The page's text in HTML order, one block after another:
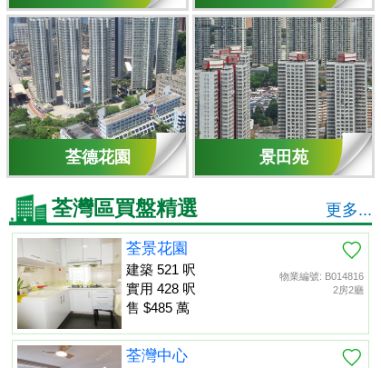
荃德花園 景田苑
荃灣區買盤精選 更多...
物業編號: B014816
2房2廳
荃景花園
建築 521 呎
實用 428 呎
售 $485 萬
荃灣中心